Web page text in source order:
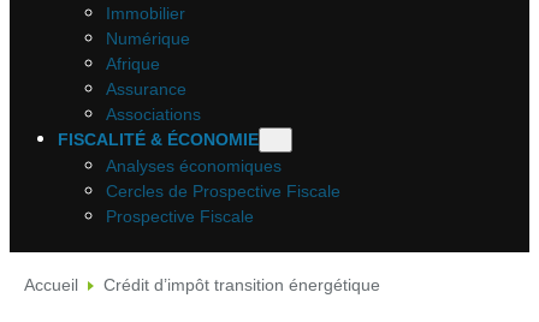
Immobilier
Numérique
Afrique
Assurance
Associations
FISCALITÉ & ÉCONOMIE
Analyses économiques
Cercles de Prospective Fiscale
Prospective Fiscale
Accueil Crédit d’impôt transition énergétique